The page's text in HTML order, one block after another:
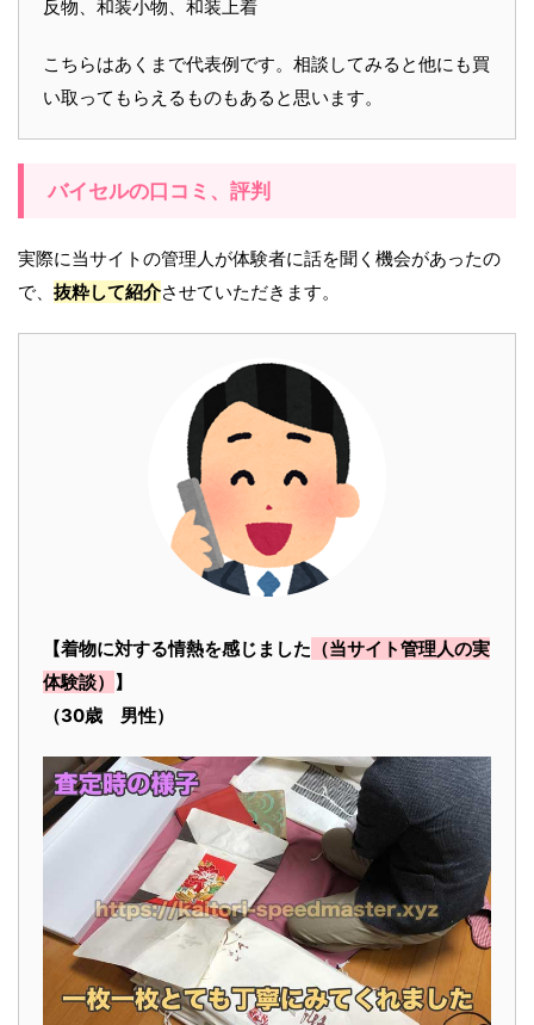
反物、和装小物、和装上着
こちらはあくまで代表例です。相談してみると他にも買
い取ってもらえるものもあると思います。
バイセルの口コミ、評判
実際に当サイトの管理人が体験者に話を聞く機会があったの
で、 抜粋して紹介させていただきます。
【着物に対する情熱を感じました （当サイト管理人の実
体験談） 】
（30歳 男性）